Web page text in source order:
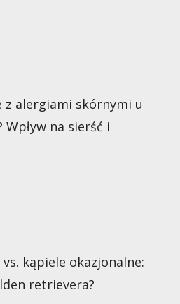
z alergiami skórnymi u
na sierść i
kąpiele okazjonalne:
retrievera?